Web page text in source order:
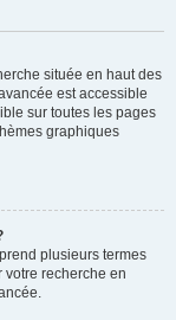
située en haut des
est accessible
sur toutes les pages
graphiques
plusieurs termes
votre recherche en